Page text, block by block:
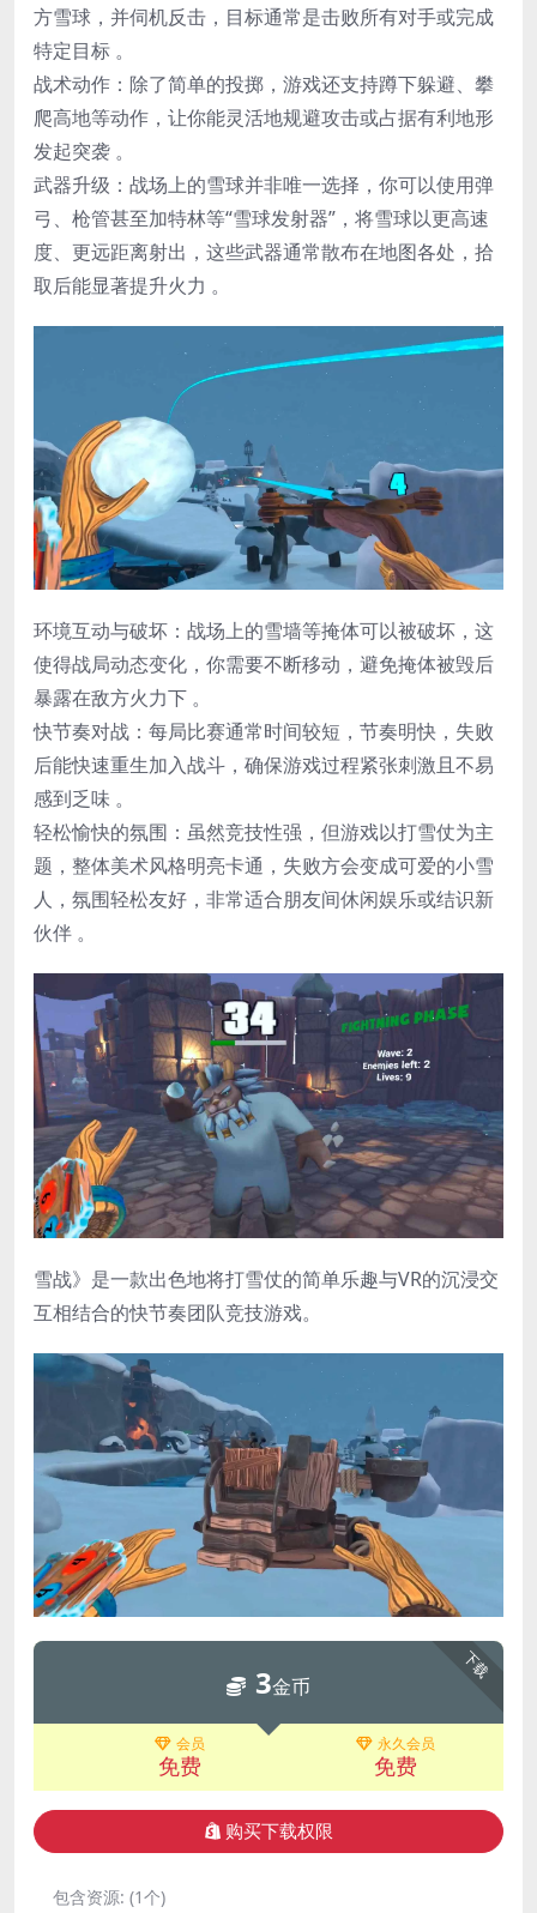
方雪球，并伺机反击，目标通常是击败所有对手或完成
特定目标 。
​战术动作​：除了简单的投掷，游戏还支持蹲下躲避、攀
爬高地等动作，让你能灵活地规避攻击或占据有利地形
发起突袭 。
​武器升级​：战场上的雪球并非唯一选择，你可以使用弹
弓、枪管甚至加特林等“雪球发射器”​，将雪球以更高速
度、更远距离射出，这些武器通常散布在地图各处，拾
取后能显著提升火力 。
环境互动与破坏​：战场上的雪墙等掩体可以被破坏，这
使得战局动态变化，你需要不断移动，避免掩体被毁后
暴露在敌方火力下 。
​快节奏对战​：每局比赛通常时间较短，节奏明快，失败
后能快速重生加入战斗，确保游戏过程紧张刺激且不易
感到乏味 。
​轻松愉快的氛围​：虽然竞技性强，但游戏以打雪仗为主
题，整体美术风格明亮卡通，失败方会变成可爱的小雪
人，氛围轻松友好，非常适合朋友间休闲娱乐或结识新
伙伴 。
雪战》是一款出色地将打雪仗的简单乐趣与VR的沉浸交
互相结合的快节奏团队竞技游戏。
下载
3金币
会员
免费
永久会员
免费
购买下载权限
包含资源: (1个)